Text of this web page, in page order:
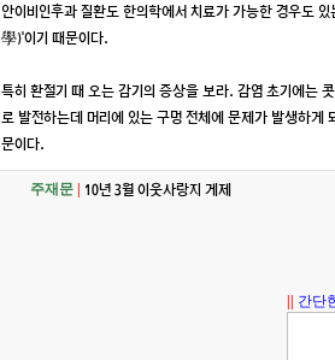
안이비인후과 질환도 한의학에서 치료가 가능한 경우도
學)’이기 때문이다.
특히 환절기 때 오는 감기의 증상을 보라. 감염 초기에는
로 발전하는데 머리에 있는 구멍 전체에 문제가 발생하게
문이다.
주재문 10년 3월 이웃사랑지 게제
간단